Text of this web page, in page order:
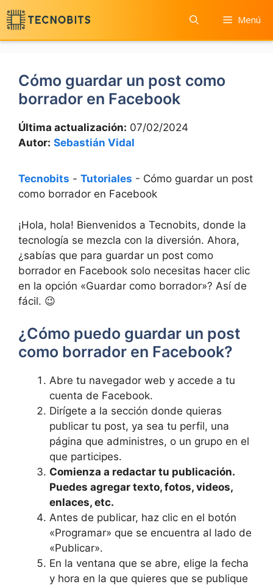
Saltar
al
contenido
Menú
Cómo guardar un post como
borrador en Facebook
Última actualización: 07/02/2024
Autor: Sebastián Vidal
Tecnobits - Tutoriales - Cómo guardar un post
como borrador en Facebook
¡Hola, hola! Bienvenidos a Tecnobits, donde la
tecnología se mezcla con ‌la diversión.⁤ Ahora,
¿sabías que para guardar un post ⁤como
borrador en Facebook solo necesitas ⁢hacer clic
en la opción «Guardar como⁢ borrador»? Así de
fácil. 😉
⁤¿Cómo⁢ puedo guardar un post
como borrador en Facebook?
Abre tu navegador web y accede a tu
⁣cuenta de Facebook.
Dirígete a la sección donde quieras⁣
publicar ⁣tu post, ya sea ⁤tu perfil, una
página que administres, o un grupo en el
⁣que participes.
Comienza a redactar ⁣tu ​publicación.
Puedes agregar texto, fotos, videos,
enlaces, etc.
Antes de publicar, haz clic en el botón
«Programar» que se encuentra al lado de
«Publicar».
En la ventana que se abre, elige la fecha
y hora‍ en la⁤ que quieres que se publique